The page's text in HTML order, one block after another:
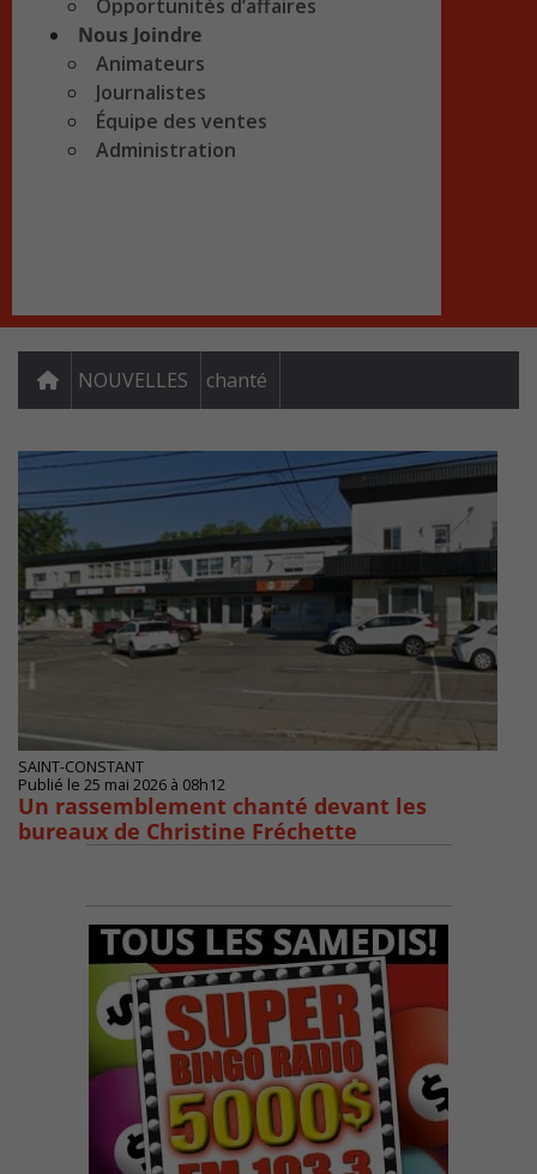
Opportunités d’affaires
Nous Joindre
Animateurs
Journalistes
Équipe des ventes
Administration
NOUVELLES chanté
SAINT-CONSTANT
Publié le 25 mai 2026 à 08h12
Un rassemblement chanté devant les
bureaux de Christine Fréchette